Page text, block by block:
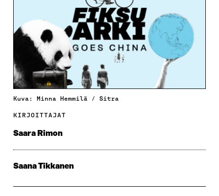
Kuva: Minna Hemmilä / Sitra
KIRJOITTAJAT
Saara Rimon
Saana Tikkanen